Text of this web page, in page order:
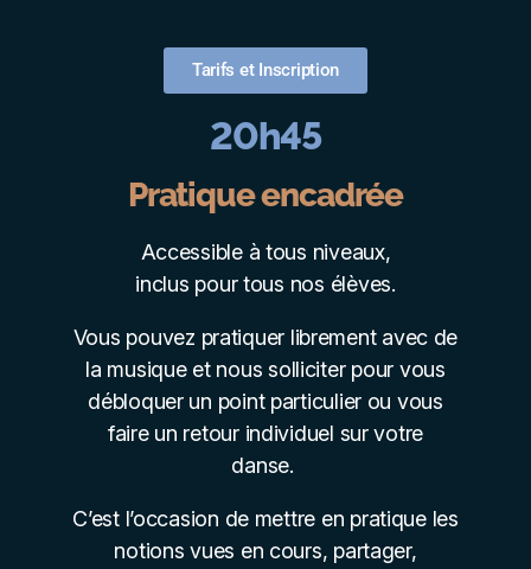
Tarifs et Inscription
20h45
Pratique encadrée
Accessible à tous niveaux,
inclus pour tous nos élèves.
Vous pouvez pratiquer librement avec de
la musique et nous solliciter pour vous
débloquer un point particulier ou vous
faire un retour individuel sur votre
danse.
C’est l’occasion de mettre en pratique les
notions vues en cours, partager,